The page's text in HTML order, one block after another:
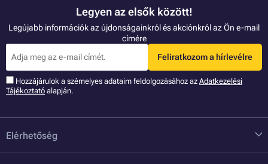
Legyen az elsők között!
Legújabb információk az újdonságainkról és akciónkról az Ön e-mail
címére
Feliratkozom a hírlevélre
Hozzájárulok a szémelyes adataim feldolgozásához az Adatkezelési
Tájékoztató alapján.
Elérhetőség